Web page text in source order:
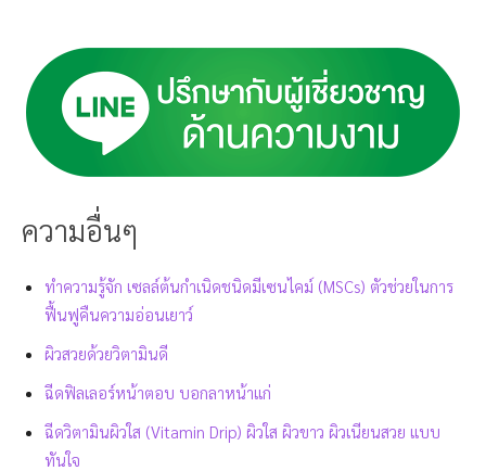
ความอื่นๆ
ทำความรู้จัก เซลล์ต้นกำเนิดชนิดมีเซนไคม์ (MSCs) ตัวช่วยในการ
ฟื้นฟูคืนความอ่อนเยาว์
ผิวสวยด้วยวิตามินดี
ฉีดฟิลเลอร์หน้าตอบ บอกลาหน้าแก่
ฉีดวิตามินผิวใส (Vitamin Drip) ผิวใส ผิวขาว ผิวเนียนสวย แบบ
ทันใจ